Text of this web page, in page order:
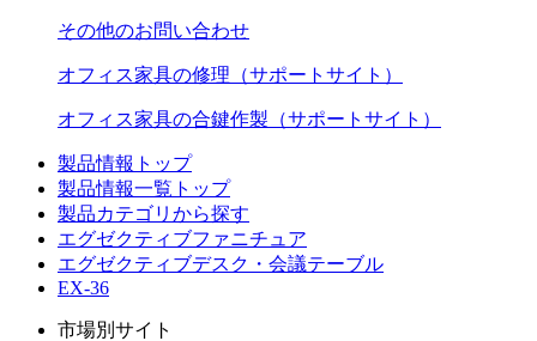
その他のお問い合わせ
オフィス家具の修理（サポートサイト）
オフィス家具の合鍵作製（サポートサイト）
製品情報トップ
製品情報一覧トップ
製品カテゴリから探す
エグゼクティブファニチュア
エグゼクティブデスク・会議テーブル
EX-36
市場別サイト